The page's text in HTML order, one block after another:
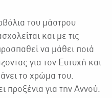
του μάστρου
και με τις
να μάθει ποιά
για τον Ευτυχή και
το χρώμα του.
προξένια για την Αννού.